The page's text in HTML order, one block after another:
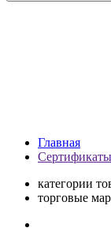
Главная
Сертификаты
категории
торговые